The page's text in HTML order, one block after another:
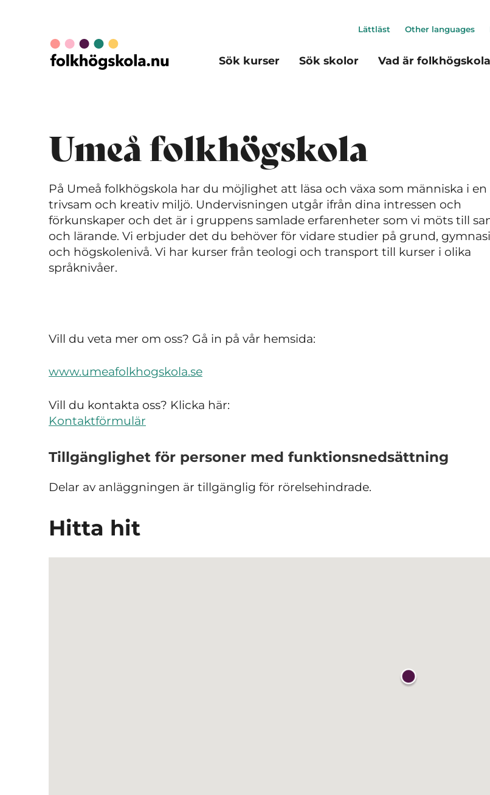
Sök kurser Sök skolor Vad är
Lättläst Other languages
Umeå folkhögskola
På Umeå folkhögskola har du möjlighet att läsa och växa som människa i en
trivsam och kreativ miljö. Undervisningen utgår ifrån dina intressen och
förkunskaper och det är i gruppens samlade erfarenheter som vi möts till
och lärande. Vi erbjuder det du behöver för vidare studier på grund,
och högskolenivå. Vi har kurser från teologi och transport till kurser i olika
språknivåer.
Vill du veta mer om oss? Gå in på vår hemsida:
www.umeafolkhogskola.se
Vill du kontakta oss? Klicka här:
Kontaktförmulär
Tillgänglighet för personer med funktionsnedsättning
Delar av anläggningen är tillgänglig för rörelsehindrade.
Hitta hit